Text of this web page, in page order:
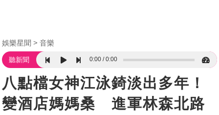
娛樂星聞 音樂
聽新聞 0:00 0:00
八點檔女神江泳錡淡出多年！
變酒店媽媽桑 進軍林森北路